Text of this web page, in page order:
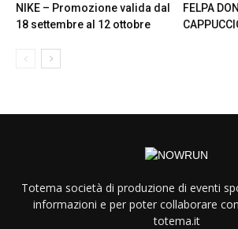
NIKE – Promozione valida dal
18 settembre al 12 ottobre
FELPA
Totema società di produzione di eventi
informazioni e per poter collaborare
totema.it